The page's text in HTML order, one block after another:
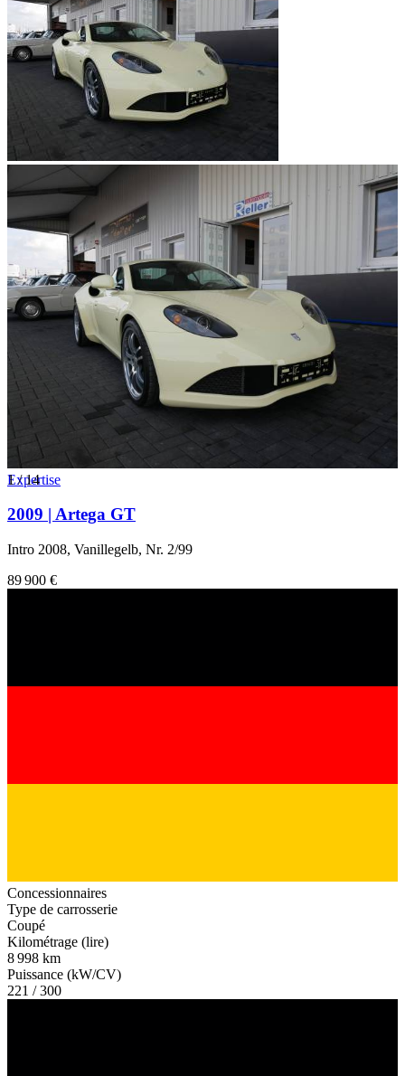
1/14
Expertise
2009 | Artega GT
Intro 2008, Vanillegelb, Nr. 2/99
89 900 €
Concessionnaires
Type de carrosserie
Coupé
Kilométrage (lire)
8 998 km
Puissance (kW/CV)
221 / 300